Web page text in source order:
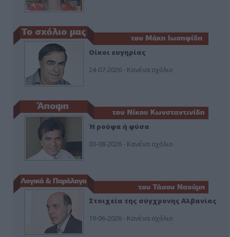
Οίκοι ευγηρίας
24-07-2026 - Κανένα σχόλιο
Ή ρούφα ή φύσα
03-08-2026 - Κανένα σχόλιο
Στοιχεία της σύγχρονης Αλβανίας
19-06-2026 - Κανένα σχόλιο